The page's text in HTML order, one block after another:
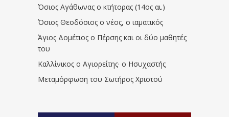
Όσιος Αγάθωνας ο κτήτορας (14ος αι.)
Όσιος Θεοδόσιος ο νέος, ο ιαματικός
Άγιος Δομέτιος ο Πέρσης και οι δύο μαθητές
του
Καλλίνικος ο Αγιορείτης · ο Ησυχαστής
Μεταμόρφωση του Σωτήρος Χριστού